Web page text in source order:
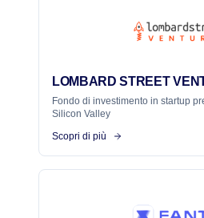
LOMBARD STREET
Fondo di investimento in startup
Silicon Valley
Scopri di più